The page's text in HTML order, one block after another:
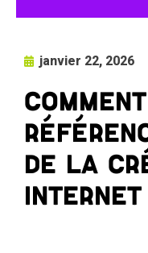
janvier 22, 2026
de la